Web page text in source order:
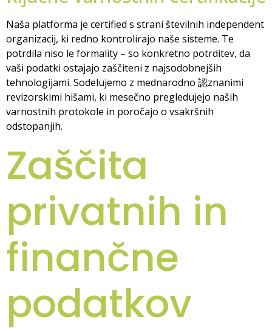
Naša platforma je certified s strani številnih independent
organizacij, ki redno kontrolirajo naše sisteme. Te
potrdila niso le formality – so konkretno potrditev, da
vaši podatki ostajajo zaščiteni z najsodobnejših
tehnologijami. Sodelujemo z mednarodno 認znanimi
revizorskimi hišami, ki mesečno pregledujejo naših
varnostnih protokole in poročajo o vsakršnih
odstopanjih.
Zaščita
privatnih in
finančne
podatkov